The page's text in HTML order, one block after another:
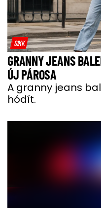
SIKK
GRANNY JEANS
ÚJ PÁROSA
A granny jeans
hódít.